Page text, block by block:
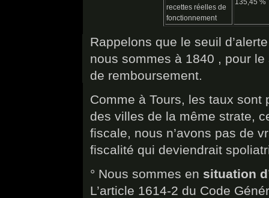
recettes réelles de
fonctionnement
Rappelons que le seuil
nous sommes à 1840 , pour
de remboursement.
Comme à Tours, les taux
des villes de la même strate,
fiscale, nous n’avons pas de
fiscalité qui deviendrait
° Nous sommes en situation
L’article 1614-2 du Code